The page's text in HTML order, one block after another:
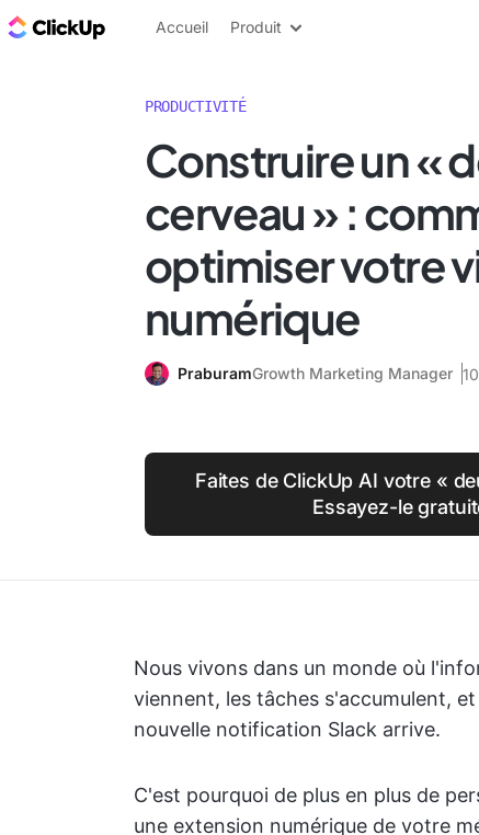
ClickUp Blog
Accueil Produit
PRODUCTIVITÉ
Construire un «
cerveau » :
optimiser votre
numérique
PraburamGrowth Marketing Manager
Faites de ClickUp AI votre «
Essayez-le
Nous vivons dans un monde où
viennent, les tâches s'accumulent,
nouvelle notification Slack arrive.
C'est pourquoi de plus en plus de
une extension numérique de votre